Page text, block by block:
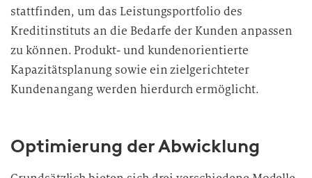
stattfinden, um das Leistungsportfolio des
Kreditinstituts an die Bedarfe der Kunden anpassen
zu können. Produkt- und kundenorientierte
Kapazitätsplanung sowie ein zielgerichteter
Kundenangang werden hierdurch ermöglicht.
Optimierung der Abwicklung